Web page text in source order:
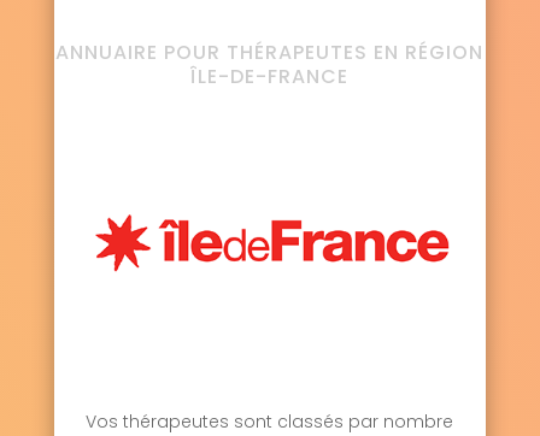
ANNUAIRE POUR THÉRAPEUTES EN RÉGION
ÎLE-DE-FRANCE
Vos thérapeutes sont classés par nombre